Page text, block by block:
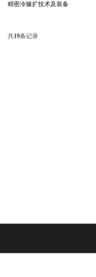
精密冷辗扩技术及装备
共19条记录